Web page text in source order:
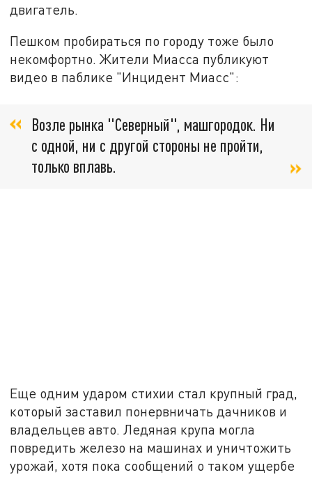
двигатель.
Пешком пробираться по городу тоже было
некомфортно. Жители Миасса публикуют
видео в паблике "Инцидент Миасс":
Возле рынка "Северный", машгородок. Ни
с одной, ни с другой стороны не пройти,
только вплавь.
Еще одним ударом стихии стал крупный град,
который заставил понервничать дачников и
владельцев авто. Ледяная крупа могла
повредить железо на машинах и уничтожить
урожай, хотя пока сообщений о таком ущербе